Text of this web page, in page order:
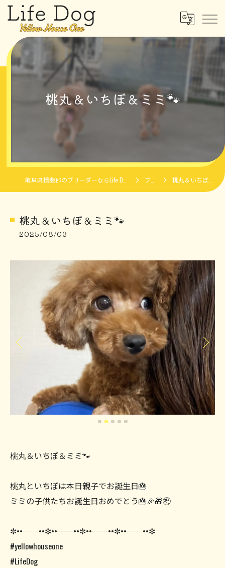
桃丸＆いちぼ＆ミミ🐾
ブログ 桃丸＆いちぼ＆ミミ🐾
桃丸＆いちぼ＆ミミ🐾
2025/08/03
桃丸＆いちぼ＆ミミ🐾
桃丸といちぼは本日親子でお誕生日🎂
ミミの子供たちお誕生日おめでとう🎂🎉🎁㊗️
✼••┈┈••✼••┈┈••✼••┈┈••✼••┈┈••✼
#yellowhouseone
#LifeDog